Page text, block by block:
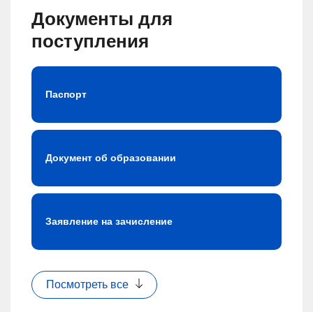
Документы для
поступления
Паспорт
Документ об образовании
Заявление на зачисление
Посмотреть все